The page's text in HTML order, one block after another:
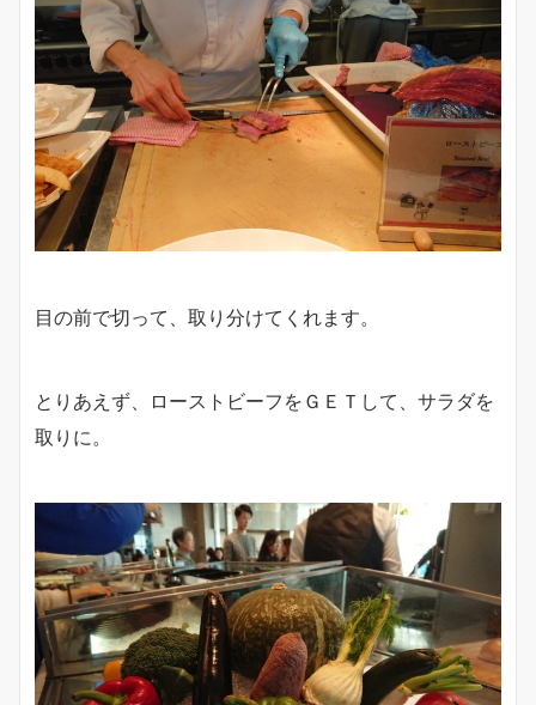
目の前で切って、取り分けてくれます。
とりあえず、ローストビーフをＧＥＴして、サラダを
取りに。